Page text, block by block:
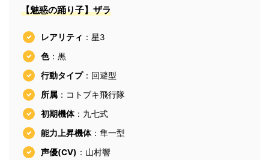
【魅惑の踊り子】ザラ
レアリティ ：星3
色：黒
行動タイプ：回避型
所属 ：コトブキ飛行隊
初期機体：九七式
能力上昇機体：隼一型
声優(CV) ：山村響